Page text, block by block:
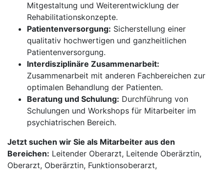
Mitgestaltung und Weiterentwicklung der
Rehabilitationskonzepte.
Patientenversorgung: Sicherstellung einer
qualitativ hochwertigen und ganzheitlichen
Patientenversorgung.
Interdisziplinäre Zusammenarbeit:
Zusammenarbeit mit anderen Fachbereichen zur
optimalen Behandlung der Patienten.
Beratung und Schulung: Durchführung von
Schulungen und Workshops für Mitarbeiter im
psychiatrischen Bereich.
Jetzt suchen wir Sie als Mitarbeiter aus den
Bereichen: Leitender Oberarzt, Leitende Oberärztin,
Oberarzt, Oberärztin, Funktionsoberarzt,